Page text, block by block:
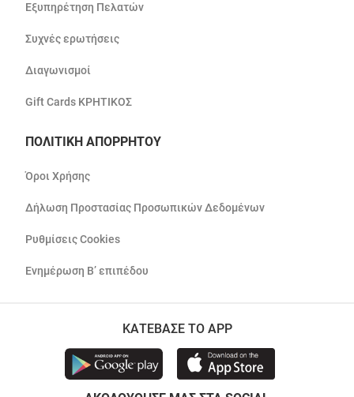
Εξυπηρέτηση Πελατών
Συχνές ερωτήσεις
Διαγωνισμοί
Gift Cards ΚΡΗΤΙΚΟΣ
ΠΟΛΙΤΙΚΗ ΑΠΟΡΡΗΤΟΥ
Όροι Χρήσης
Δήλωση Προστασίας Προσωπικών Δεδομένων
Ρυθμίσεις Cookies
Ενημέρωση Β’ επιπέδου
ΚΑΤΕΒΑΣΕ ΤΟ APP